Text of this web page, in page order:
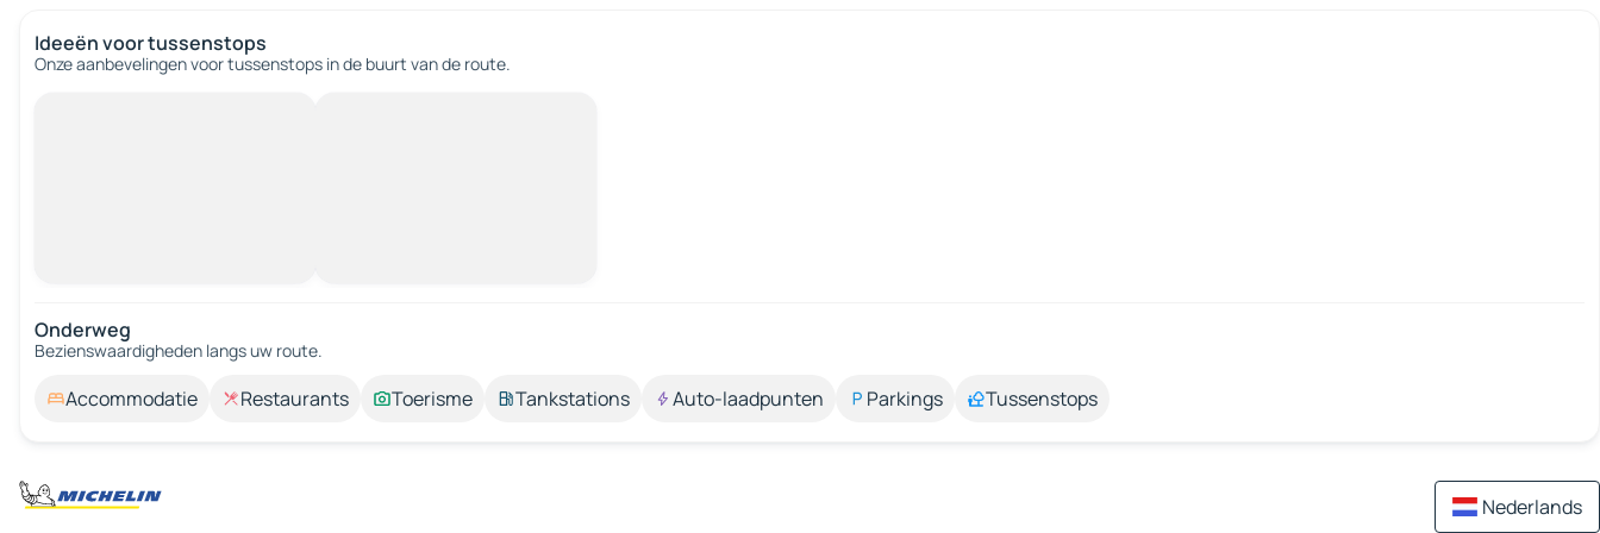
Ideeën voor tussenstops
Onze aanbevelingen voor tussenstops in de buurt van de route.
Onderweg
Bezienswaardigheden langs uw route.
Accommodatie Restaurants Toerisme Tankstations Auto-laadpunten Parkings Tussenstops
Nederlands